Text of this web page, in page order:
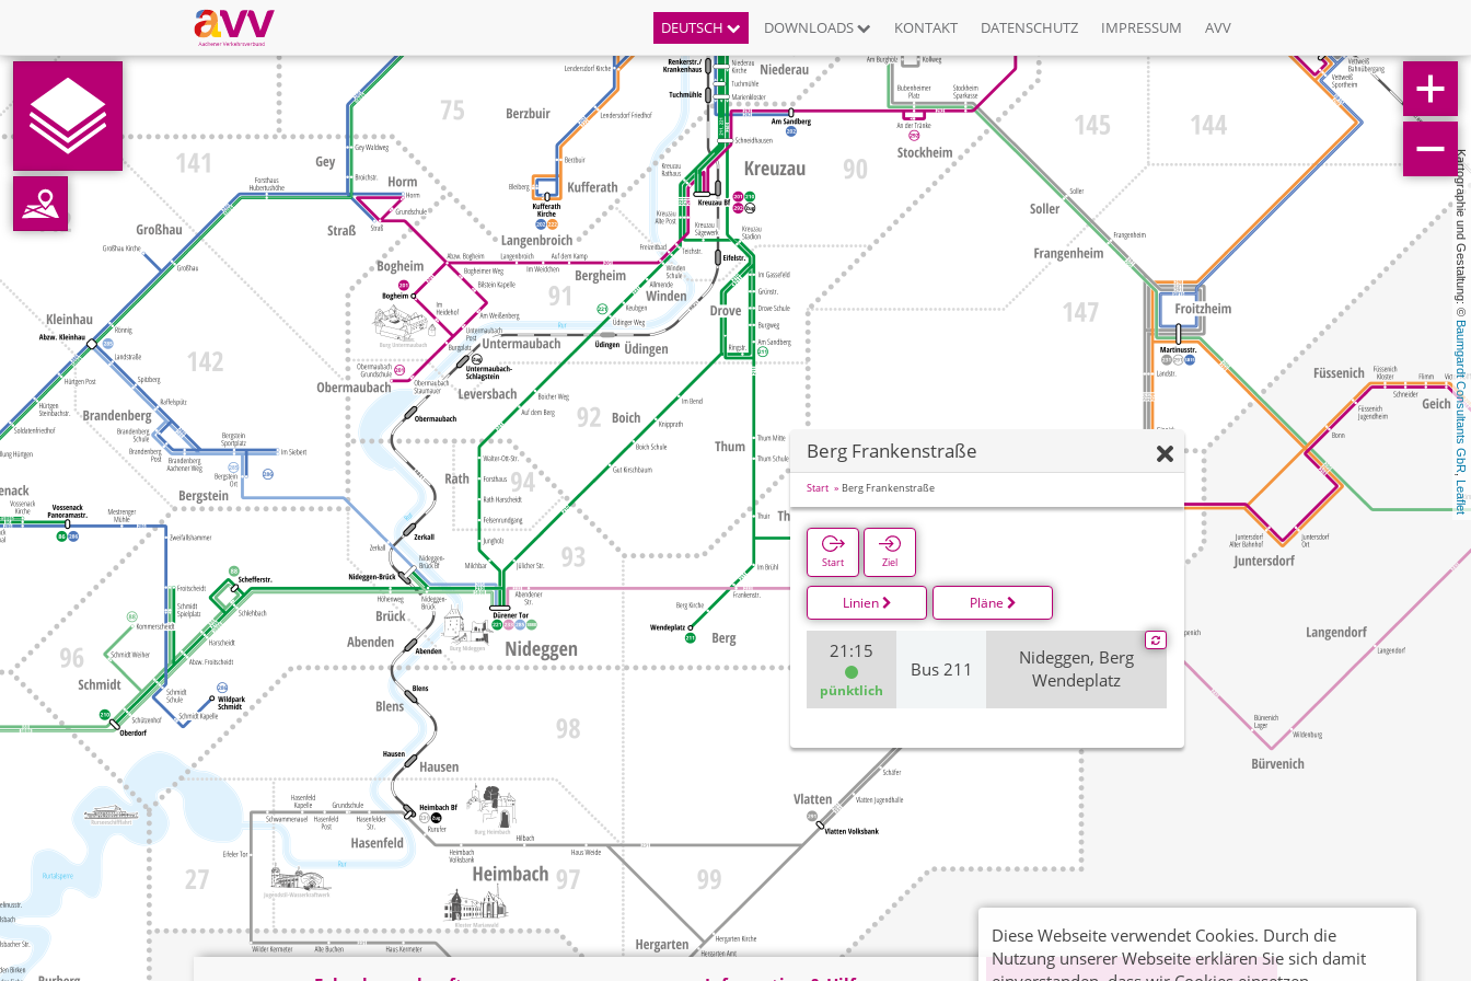
DEUTSCH DOWNLOADS KONTAKT DATENSCHUTZ IMPRESSUM AVV
Kartographie und Gestaltung: ©
Baumgardt Consultants GbR
,
Leaflet
Berg Frankenstraße
Start Berg Frankenstraße
Start Ziel
Linien Pläne
21:15
pünktlich
Bus 211
Nideggen, Berg
Wendeplatz
Diese Webseite verwendet Cookies. Durch die
Nutzung unserer Webseite erklären Sie sich damit